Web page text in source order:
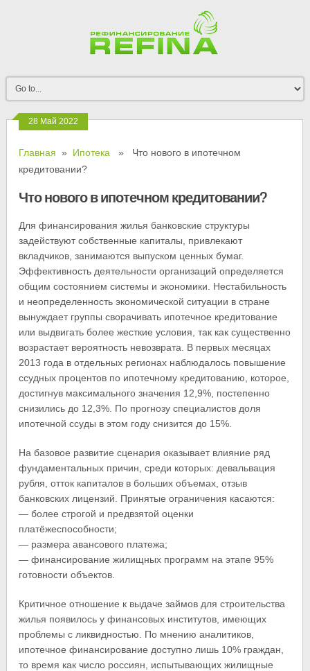
28 Май 2022
Главная » Ипотека » Что нового в ипотечном
кредитовании?
Что нового в ипотечном кредитовании?
Для финансирования жилья банковские структуры
задействуют собственные капиталы, привлекают
вкладчиков, занимаются выпуском ценных бумаг.
Эффективность деятельности организаций определяется
общим состоянием системы и экономики. Нестабильность
и неопределенность экономической ситуации в стране
вынуждает группы сворачивать ипотечное кредитование
или выдвигать более жесткие условия, так как существенно
возрастает вероятность невозврата. В первых месяцах
2013 года в отдельных регионах наблюдалось повышение
ссудных процентов по ипотечному кредитованию, которое,
достигнув максимального значения 12,9%, постепенно
снизились до 12,3%. По прогнозу специалистов доля
ипотечной ссуды в этом году снизится до 15%.
На базовое развитие сценария оказывает влияние ряд
фундаментальных причин, среди которых: девальвация
рубля, отток капиталов в больших объемах, отзыв
банковских лицензий. Принятые ограничения касаются:
— более строгой и предвзятой оценки
платёжеспособности;
— размера авансового платежа;
— финансирование жилищных программ на этапе 95%
готовности объектов.
Критичное отношение к выдаче займов для строительства
жилья появилось у финансовых институтов, имеющих
проблемы с ликвидностью. По мнению аналитиков,
ипотечное финансирование доступно лишь 10% граждан,
то время как число россиян, испытывающих жилищные